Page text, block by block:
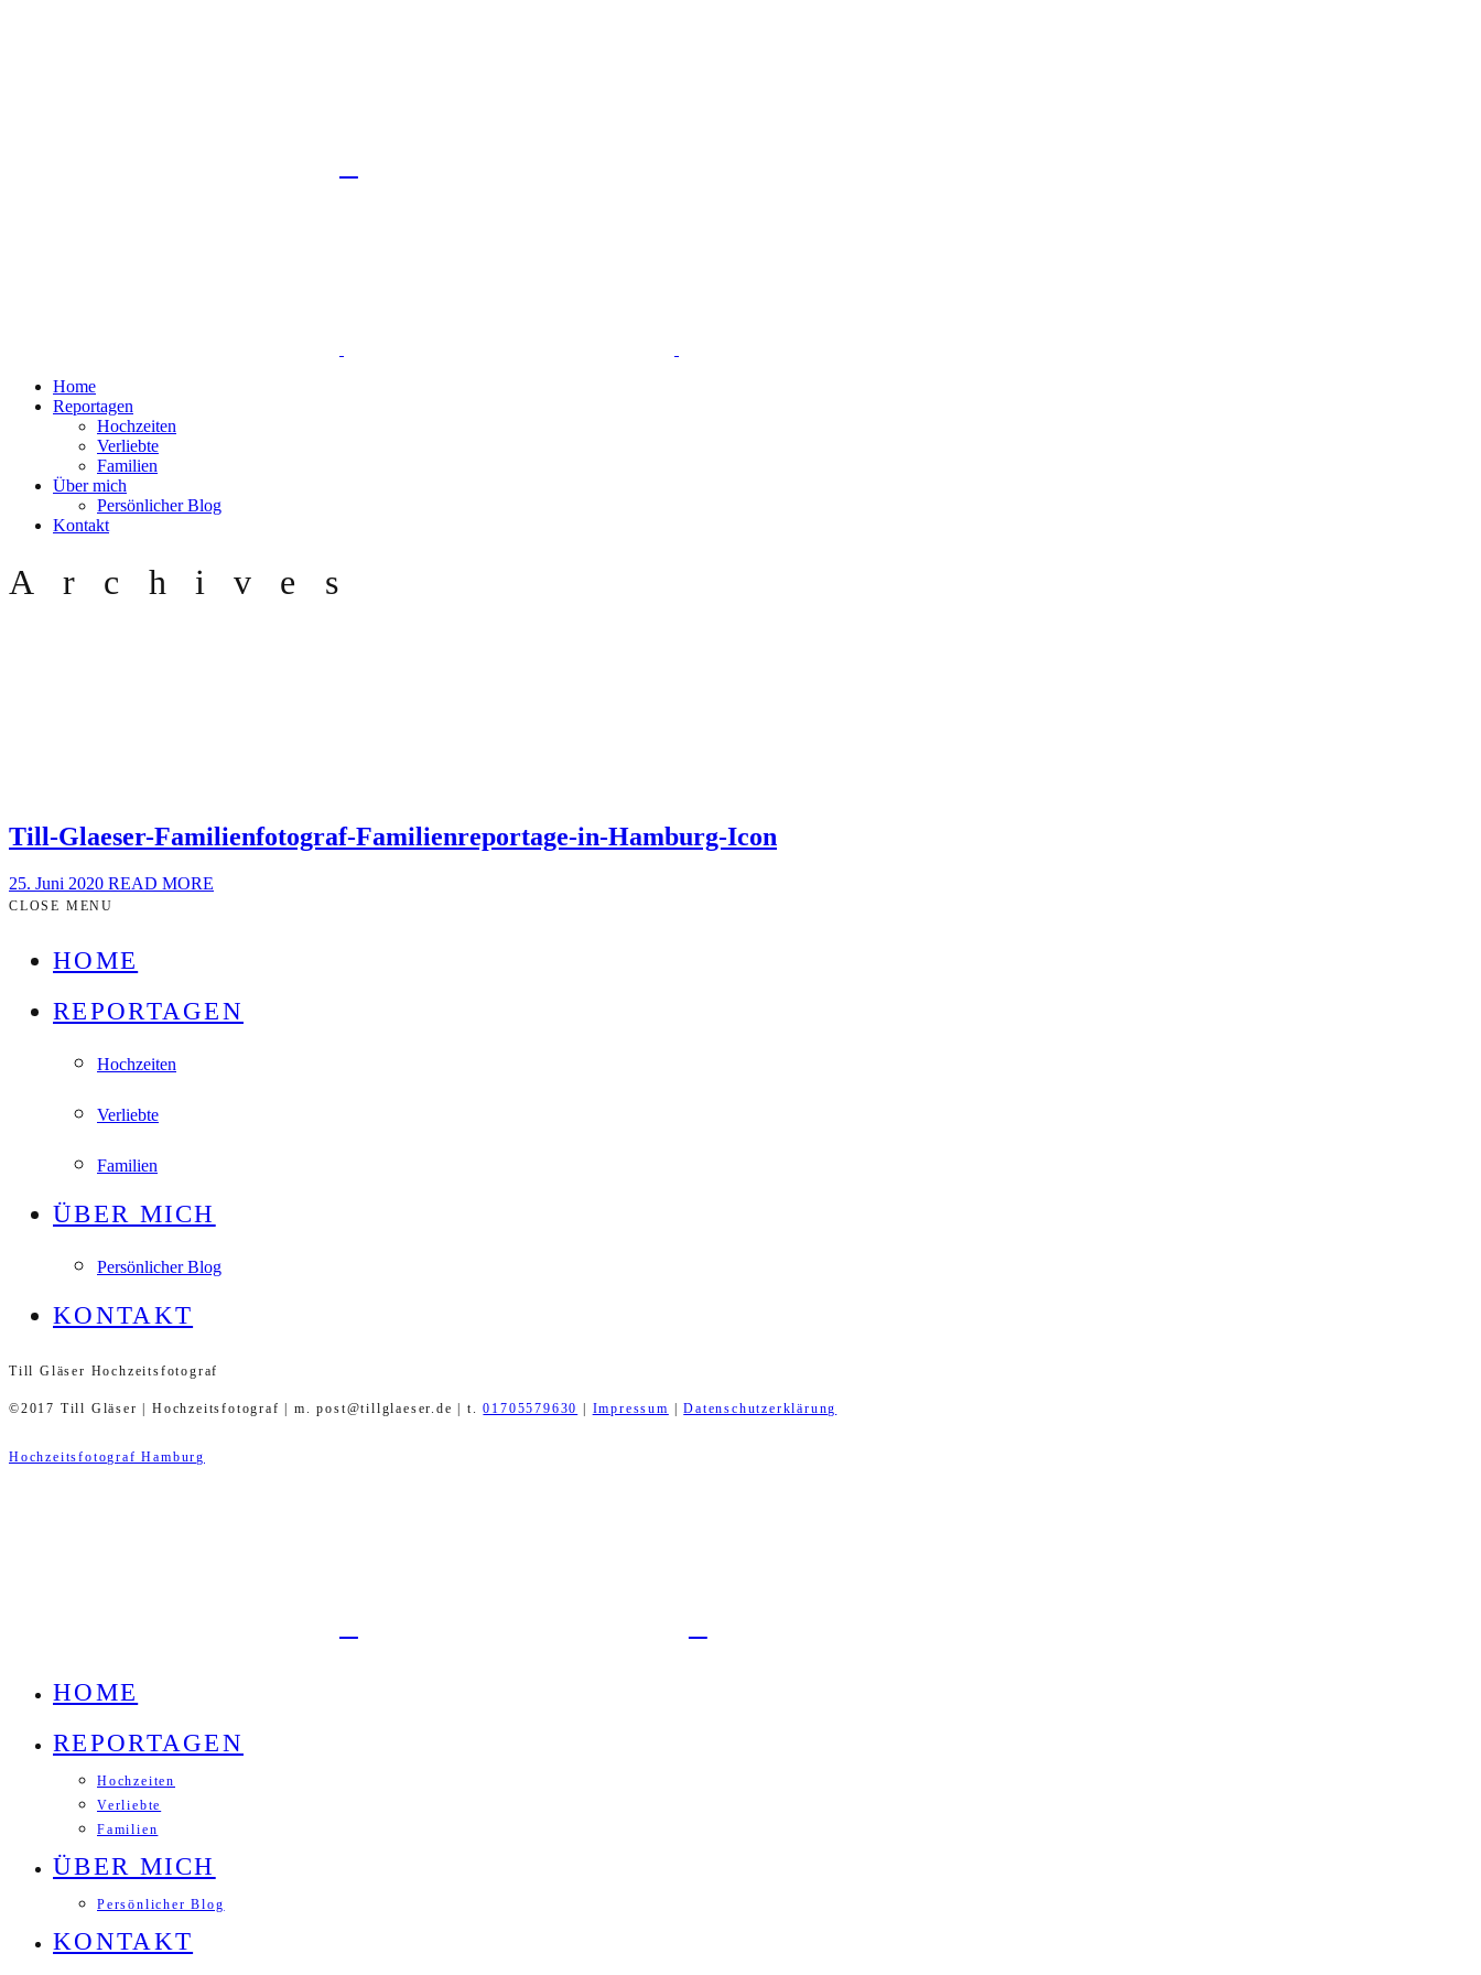
Home
Reportagen
Hochzeiten
Verliebte
Familien
Über mich
Persönlicher Blog
Kontakt
Archives
Till-Glaeser-Familienfotograf-Familienreportage-in-Hamburg-Icon
25. Juni 2020 READ MORE
CLOSE MENU
HOME
REPORTAGEN
Hochzeiten
Verliebte
Familien
ÜBER MICH
Persönlicher Blog
KONTAKT
Till Gläser Hochzeitsfotograf
©2017 Till Gläser | Hochzeitsfotograf | m. post@tillglaeser.de | t.01705579630 | Impressum |Datenschutzerklärung
Hochzeitsfotograf Hamburg
HOME
REPORTAGEN
Hochzeiten
Verliebte
Familien
ÜBER MICH
Persönlicher Blog
KONTAKT